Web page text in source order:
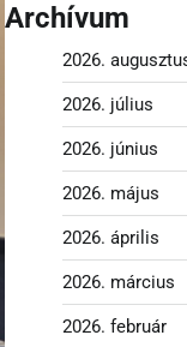
Archívum
2026.
2026. július
2026. június
2026. május
2026. április
2026. március
2026. február